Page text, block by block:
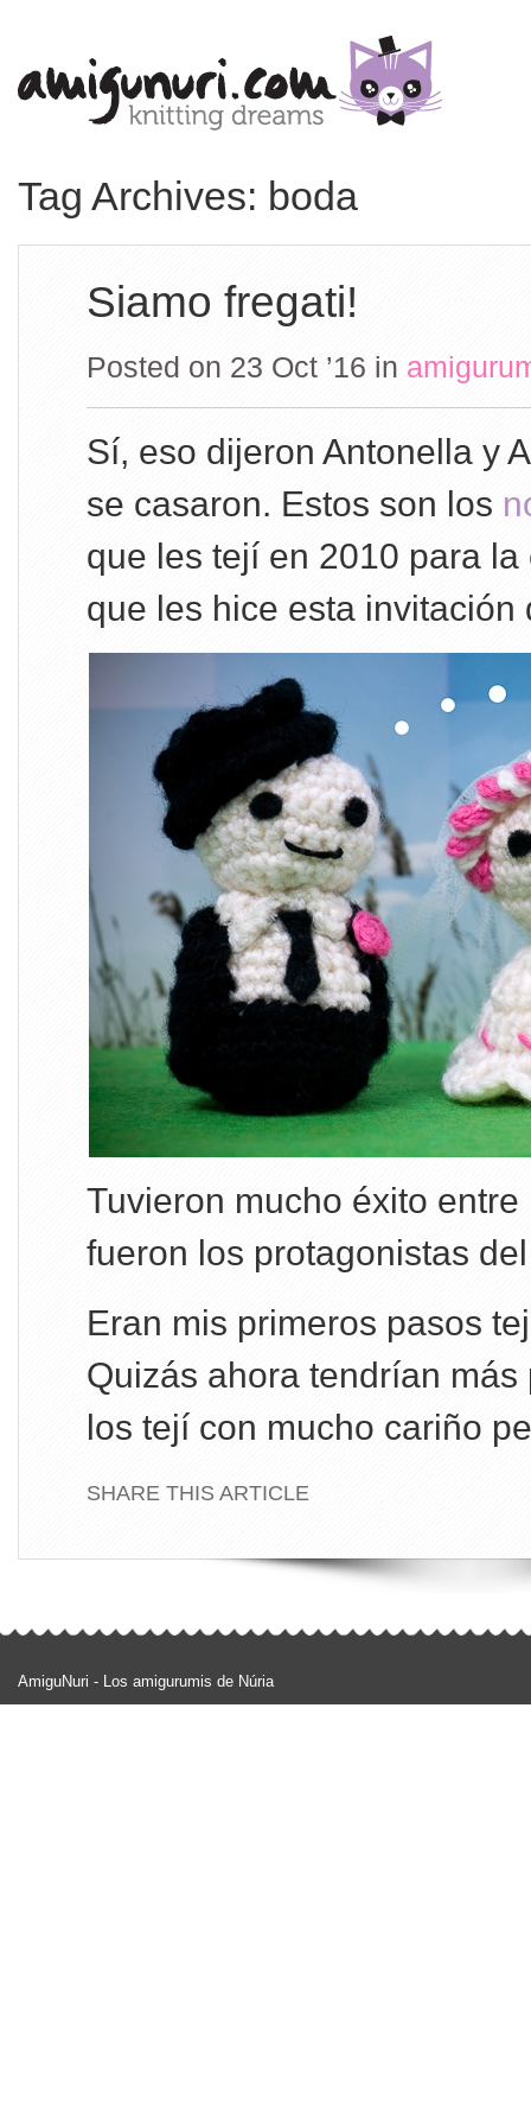
Tag Archives: boda
Siamo fregati!
Posted on 23 Oct ’16 in
Sí, eso dijeron Antonella y
se casaron. Estos son los
que les tejí en 2010 para
que les hice esta invitación
Tuvieron mucho éxito
fueron los protagonistas
Eran mis primeros pasos
Quizás ahora tendrían
los tejí con mucho cariño
SHARE THIS ARTICLE
AmiguNuri - Los amigurumis de Núria